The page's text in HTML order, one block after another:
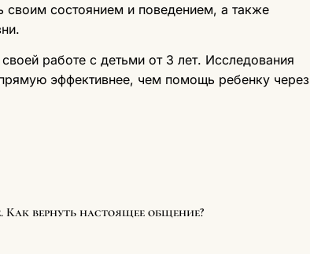
своим состоянием и поведением, а также
работе с детьми от 3 лет. Исследования
эффективнее, чем помощь ребенку через
Как вернуть настоящее общение?